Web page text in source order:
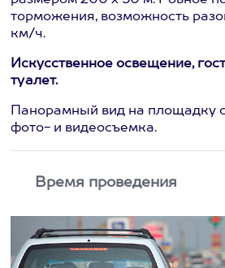
торможения, возможность
км/ч.
Искусственное освещение,
туалет.
Панорамный вид на площадку
фото- и видеосъемка.
Время проведения